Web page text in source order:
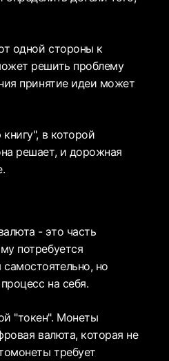
одной стороны к
решить проблему
принятие идеи может
в которой
решает, и дорожная
- это часть
потребуется
но
на себя.
"токен". Монеты
валюта, которая не
требует